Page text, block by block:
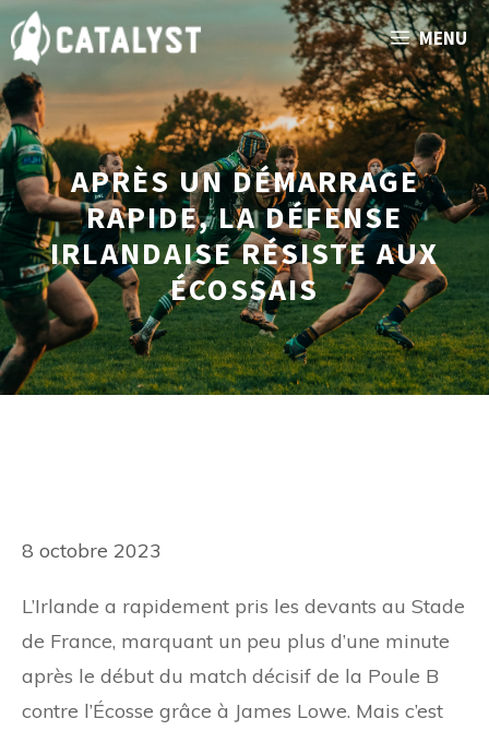
Aller
au
contenu
MENU
APRÈS UN DÉMARRAGE
RAPIDE, LA DÉFENSE
IRLANDAISE RÉSISTE AUX
ÉCOSSAIS
8 octobre 2023
L’Irlande a rapidement pris les devants au Stade
de France, marquant un peu plus d’une minute
après le début du match décisif de la Poule B
contre l’Écosse grâce à James Lowe. Mais c’est